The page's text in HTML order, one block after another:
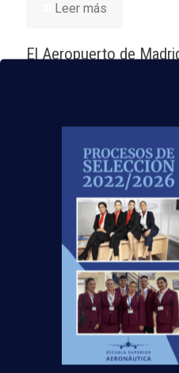
Leer más
El Aeropuerto de